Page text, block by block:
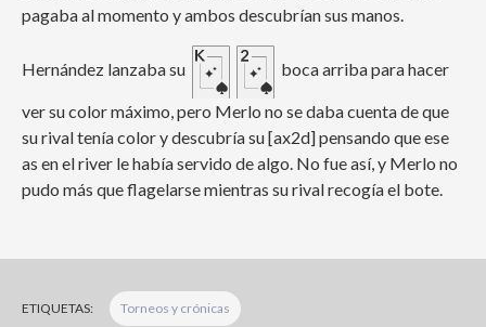
pagaba al momento y ambos descubrían sus manos.
Hernández lanzaba su boca arriba para hacer
ver su color máximo, pero Merlo no se daba cuenta de que
su rival tenía color y descubría su [ax2d] pensando que ese
as en el river le había servido de algo. No fue así, y Merlo no
pudo más que flagelarse mientras su rival recogía el bote.
ETIQUETAS: Torneos y crónicas